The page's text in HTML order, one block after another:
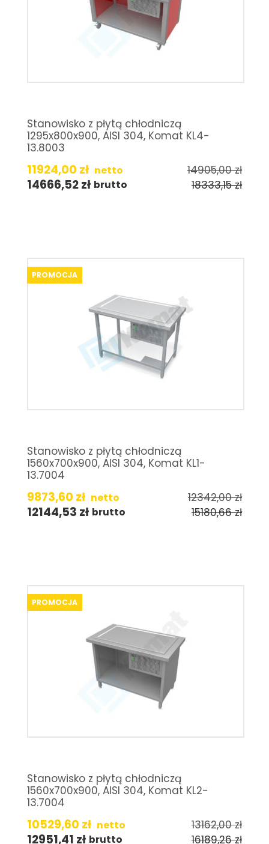
Stanowisko z płytą chłodniczą
1295x800x900, AISI 304, Komat KL4-
13.8003
11924,00 zł netto 14905,00zł
14666,52zł brutto 18333,15zł
PROMOCJA
Stanowisko z płytą chłodniczą
1560x700x900, AISI 304, Komat KL1-
13.7004
9873,60 zł netto 12342,00zł
12144,53 zł brutto 15180,66zł
PROMOCJA
Stanowisko z płytą chłodniczą
1560x700x900, AISI 304, Komat KL2-
13.7004
10529,60 zł netto 13162,00zł
12951,41 zł brutto 16189,26zł